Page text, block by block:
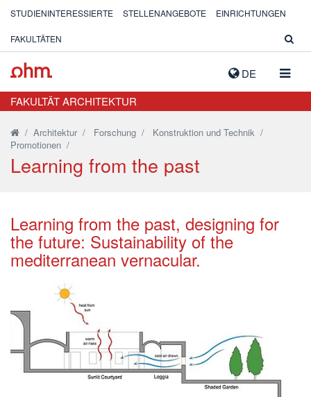
DE
STUDIENINTERESSIERTE STELLENANGEBOTE EINRICHTUNGEN
FAKULTÄTEN
FAKULTÄT ARCHITEKTUR
/ Architektur / Forschung / Konstruktion und Technik /
Promotionen /
Learning from the past
Learning from the past, designing for
the future: Sustainability of the
mediterranean vernacular.